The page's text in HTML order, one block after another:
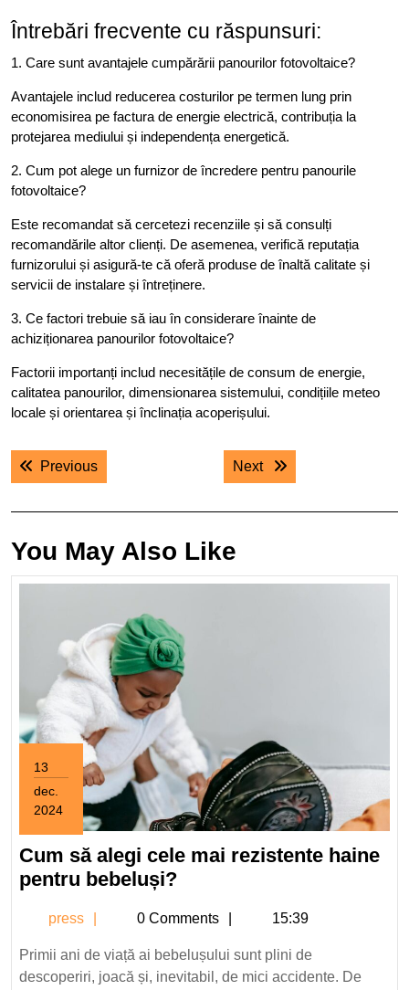
Întrebări frecvente cu răspunsuri:
1. Care sunt avantajele cumpărării panourilor fotovoltaice?
Avantajele includ reducerea costurilor pe termen lung prin
economisirea pe factura de energie electrică, contribuția la
protejarea mediului și independența energetică.
2. Cum pot alege un furnizor de încredere pentru panourile
fotovoltaice?
Este recomandat să cercetezi recenziile și să consulți
recomandările altor clienți. De asemenea, verifică reputația
furnizorului și asigură-te că oferă produse de înaltă calitate și
servicii de instalare și întreținere.
3. Ce factori trebuie să iau în considerare înainte de
achiziționarea panourilor fotovoltaice?
Factorii importanți includ necesitățile de consum de energie,
calitatea panourilor, dimensionarea sistemului, condițiile meteo
locale și orientarea și înclinația acoperișului.
Navigare
în
PreviousPrevious post: Next Next post:
You May Also Like
13
dec.
2024
decembrie
2024
Cum să alegi cele mai rezistente haine
pentru bebeluși?Cum
alegi
cele
mai
press press0 Comments 15:39
Primii ani de viață ai bebelușului sunt plini de
descoperiri, joacă și, inevitabil, de mici accidente. De